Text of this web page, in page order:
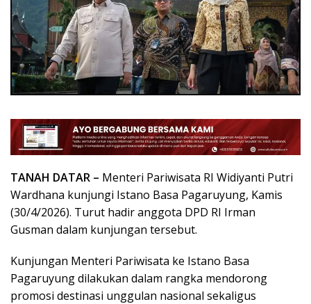
TANAH DATAR – Menteri Pariwisata RI Widiyanti Putri
Wardhana kunjungi Istano Basa Pagaruyung, Kamis
(30/4/2026). Turut hadir anggota DPD RI Irman
Gusman dalam kunjungan tersebut.
Kunjungan Menteri Pariwisata ke Istano Basa
Pagaruyung dilakukan dalam rangka mendorong
promosi destinasi unggulan nasional sekaligus